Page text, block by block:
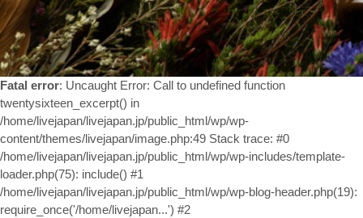
Fatal error: Uncaught Error: Call to undefined function
twentysixteen_excerpt() in
/home/livejapan/livejapan.jp/public_html/wp/wp-
content/themes/livejapan/image.php:49 Stack trace: #0
/home/livejapan/livejapan.jp/public_html/wp/wp-includes/template-
loader.php(75): include() #1
/home/livejapan/livejapan.jp/public_html/wp/wp-blog-header.php(19):
require_once('/home/livejapan...') #2